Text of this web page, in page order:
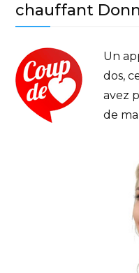
chauffant
Un
dos,
avez
de